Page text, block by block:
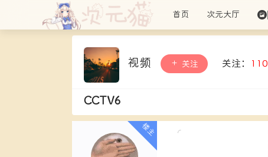
首页 次元大厅
视频 关注 关注： 110
CCTV6